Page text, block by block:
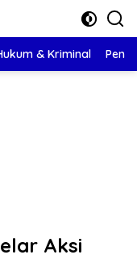
& Kriminal
Aksi